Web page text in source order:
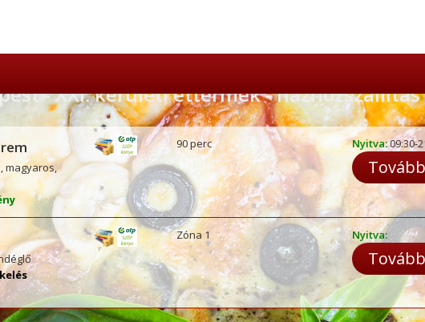
- XXI. kerületi éttermek - házhozszállítás
magyaros,
90 perc Nyitva:09:30-
Zóna 1 Nyitva: